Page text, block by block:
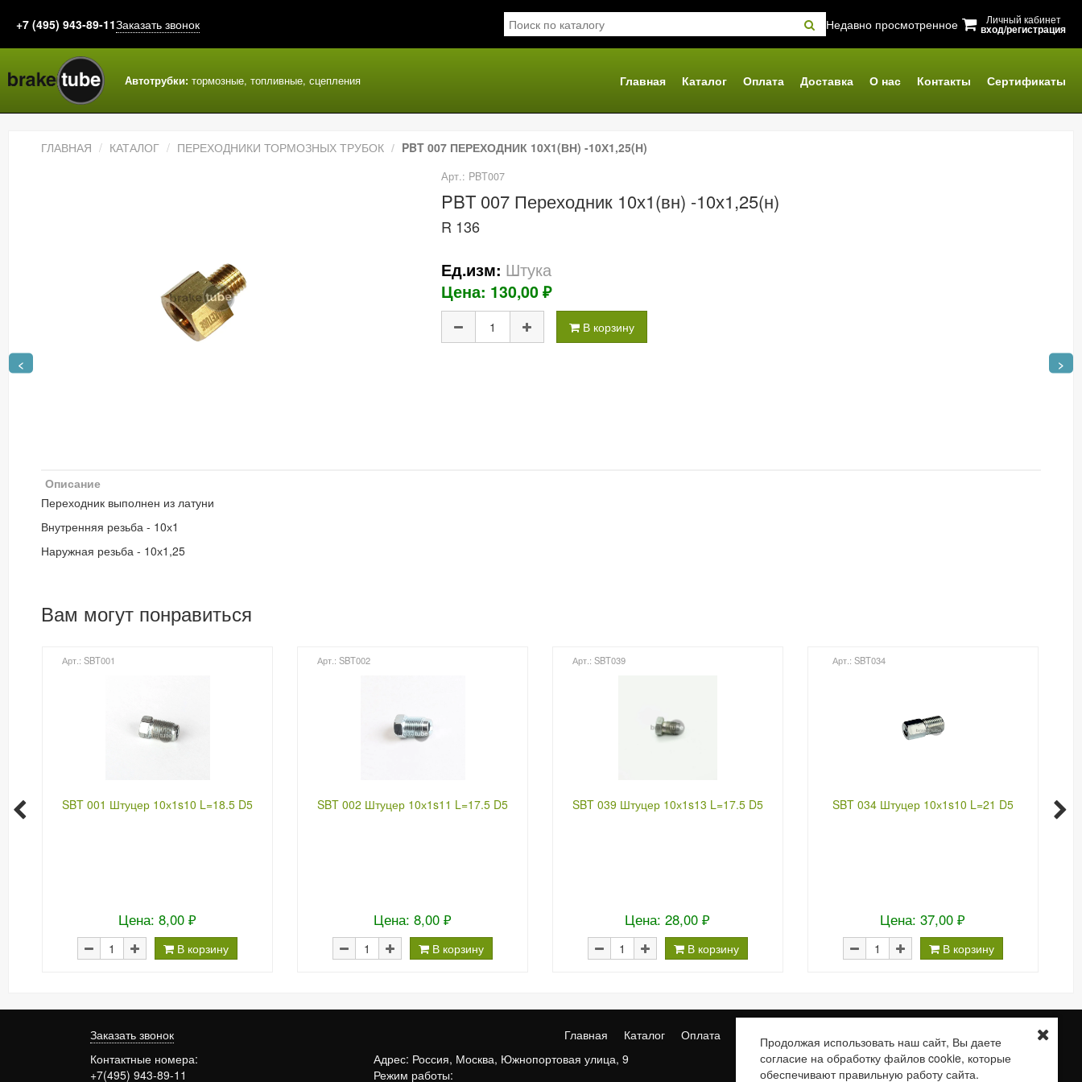
+7 (495) 943-89-11Заказать звонок Недавно просмотренное Личный кабинет
вход/регистрация
Автотрубки: тормозные, топливные, сцепления Главная Каталог Оплата Доставка О нас Контакты Сертификаты
< >
ГЛАВНАЯ КАТАЛОГ ПЕРЕХОДНИКИ ТОРМОЗНЫХ ТРУБОК PBT 007 ПЕРЕХОДНИК 10Х1(ВН) -10Х1,25(Н)
Арт.: PBT007
PBT 007 Переходник 10х1(вн) -10х1,25(н)
R 136
Ед.изм: Штука
Цена: 130,00 ₽
В корзину
Описание
Переходник выполнен из латуни
Внутренняя резьба - 10х1
Наружная резьба - 10х1,25
Вам могут понравиться
Арт.: SBT001
SBT 001 Штуцер 10х1s10 L=18.5 D5
Цена: 8,00 ₽
В корзину
Арт.: SBT002
SBT 002 Штуцер 10х1s11 L=17.5 D5
Цена: 8,00 ₽
В корзину
Арт.: SBT039
SBT 039 Штуцер 10х1s13 L=17.5 D5
Цена: 28,00 ₽
В корзину
Арт.: SBT034
SBT 034 Штуцер 10х1s10 L=21 D5
Цена: 37,00 ₽
В корзину
Заказать звонок Главная Каталог Оплата Доставка
Сертификаты
Контактные номера:
+7(495) 943-89-11
Адрес: Россия, Москва, Южнопортовая улица, 9
Режим работы:
E-mail:braketube.info@braketube.ru
Vkontakte:https://vk.com/braketube
Продолжая использовать наш сайт, Вы даете
согласие на обработку файлов cookie, которые
обеспечивают правильную работу сайта.